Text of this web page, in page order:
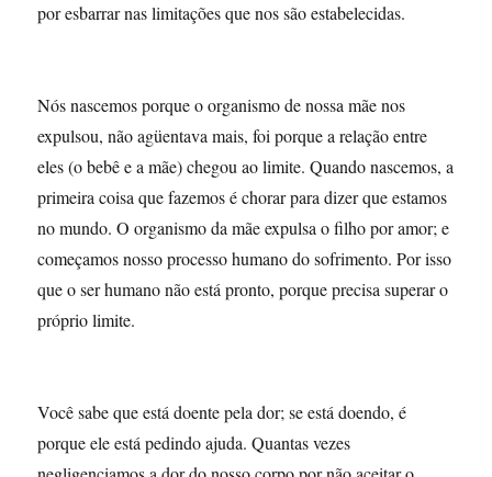
por esbarrar nas limitações que nos são estabelecidas.
Nós nascemos porque o organismo de nossa mãe nos
expulsou, não agüentava mais, foi porque a relação entre
eles (o bebê e a mãe) chegou ao limite. Quando nascemos, a
primeira coisa que fazemos é chorar para dizer que estamos
no mundo. O organismo da mãe expulsa o filho por amor; e
começamos nosso processo humano do sofrimento. Por isso
que o ser humano não está pronto, porque precisa superar o
próprio limite.
Você sabe que está doente pela dor; se está doendo, é
porque ele está pedindo ajuda. Quantas vezes